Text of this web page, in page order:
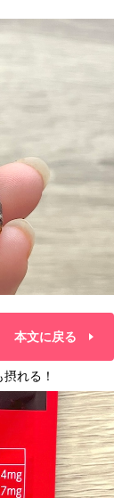
本文に戻る
れる！